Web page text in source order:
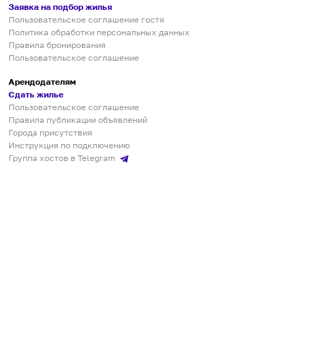
Заявка на подбор жилья
Пользовательское соглашение гостя
Политика обработки персональных данных
Правила бронирования
Пользовательское соглашение
Арендодателям
Сдать жилье
Пользовательское соглашение
Правила публикации объявлений
Города присутствия
Инструкция по подключению
Группа хостов в Telegram